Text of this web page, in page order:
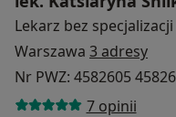
Lekarz bez specjalizacji
Warszawa 3 adresy
Nr PWZ: 4582605
7 opinii